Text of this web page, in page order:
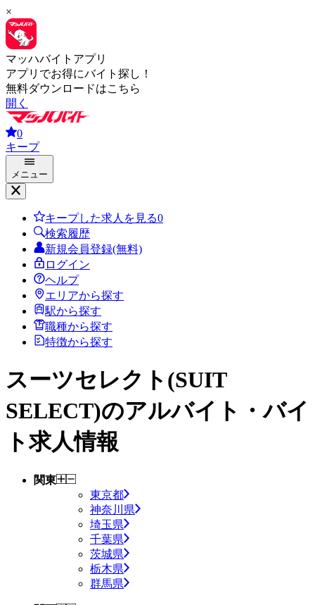
×
マッハバイトアプリ
アプリでお得にバイト探し！
無料ダウンロードはこちら
開く
0
キープ
メニュー
キープした求人を見る0
検索履歴
新規会員登録(無料)
ログイン
ヘルプ
エリアから探す
駅から探す
職種から探す
特徴から探す
スーツセレクト(SUIT
SELECT)のアルバイト・バイ
ト求人情報
関東
東京都
神奈川県
埼玉県
千葉県
茨城県
栃木県
群馬県